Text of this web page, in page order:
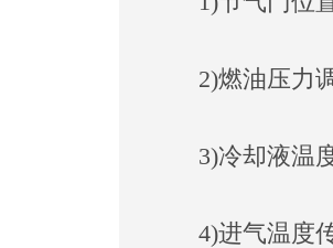
2)燃油压力调
3)冷却液温度
4)进气温度传